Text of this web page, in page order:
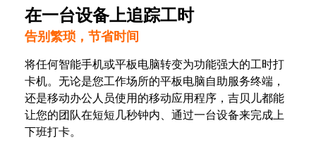
在一台设备上追踪工时
告别繁琐，节省时间
将任何智能手机或平板电脑转变为功能强大的工时打
卡机。无论是您工作场所的平板电脑自助服务终端，
还是移动办公人员使用的移动应用程序，吉贝儿都能
让您的团队在短短几秒钟内、通过一台设备来完成上
下班打卡。